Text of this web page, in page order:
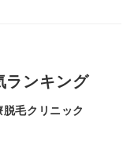
ランキング
毛クリニック